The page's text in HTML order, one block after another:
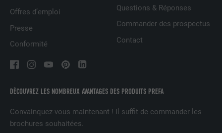
DÉCOUVREZ LES NOMBREUX AVANTAGES DES PRODUITS PREFA
Convainquez-vous maintenant ! Il suffit de commander les
brochures souhaitées.
Offres d’emploi
Presse
Conformité
Questions & Réponses
Commander des prospectus
Contact
UTILITÉ
Est utilisé pour suivre l'utilisateur sur
plusieurs sites Internet afin d'afficher de
l'utilisateur.
NOM lidc
FOURNISSEUR LinkedIn